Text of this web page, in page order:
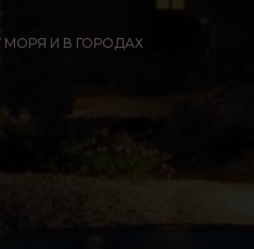
И В ГОРОДАХ